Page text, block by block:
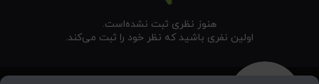
هنوز نظری ثبت نشده‌‌است.
اولین نفری باشید که نظر خود را ثبت می‌کند.